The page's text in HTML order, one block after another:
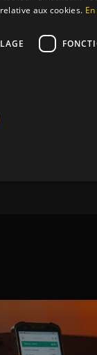
forts
en live
écrites à la...
7 0
aux cookies.